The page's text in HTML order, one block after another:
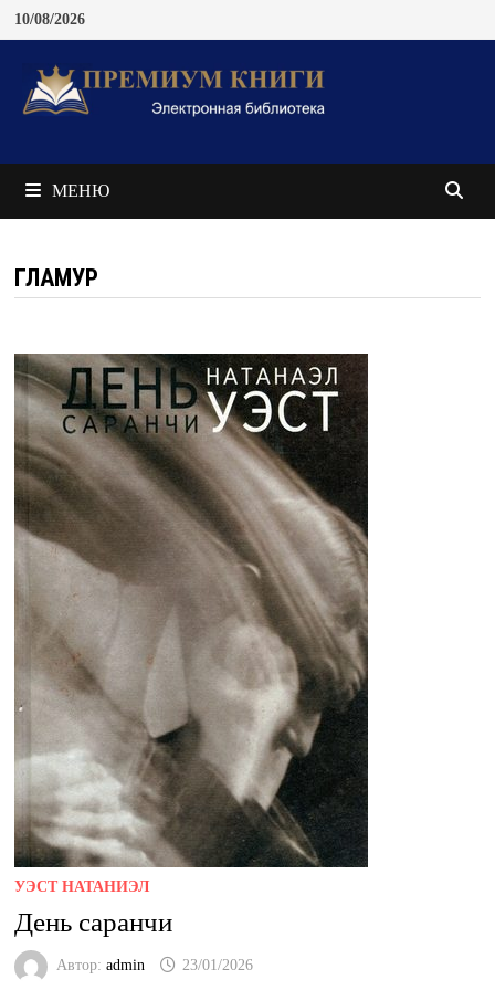
Перейти
содержимому
10/08/2026
МЕНЮ
ГЛАМУР
УЭСТ НАТАНИЭЛ
День саранчи
Автор:admin 23/01/2026